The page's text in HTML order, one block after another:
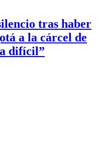
tras haber
a la cárcel de
difícil”